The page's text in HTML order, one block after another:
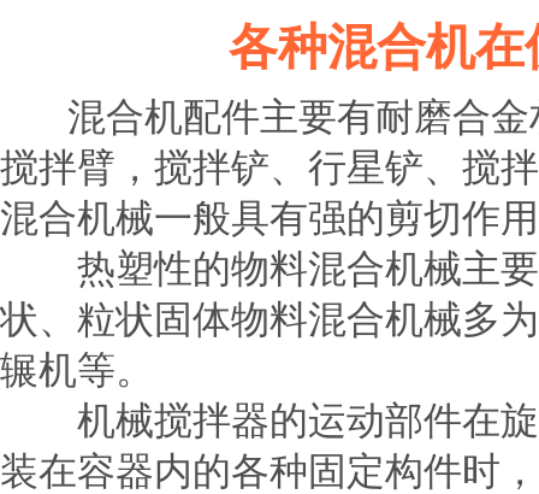
各种混合机
混合机配件主要有耐磨合金
搅拌臂，搅拌铲、行星铲、搅
混合机械一般具有强的剪切作
热塑性的物料混合机械主要
状、粒状固体物料混合机械多
辗机等。
机械搅拌器的运动部件在旋
装在容器内的各种固定构件时